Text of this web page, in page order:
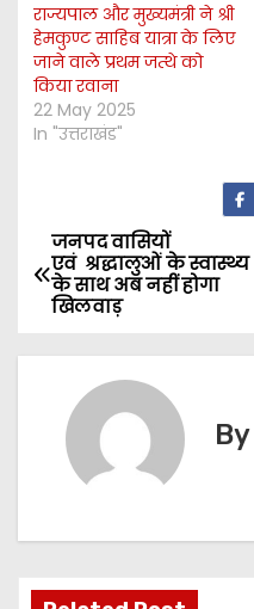
राज्यपाल और मुख्यमंत्री ने श्री
हेमकुण्ट साहिब यात्रा के लिए
जाने वाले प्रथम जत्थे को
किया रवाना
22 May 2025
In "उत्तराखंड"
P
o
s
जनपद वासियों
एवं श्रद्धालुओं के स्वास्थ्य
के साथ अब नहीं होगा
खिलवाड़
By